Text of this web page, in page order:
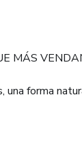
MÁS
una forma